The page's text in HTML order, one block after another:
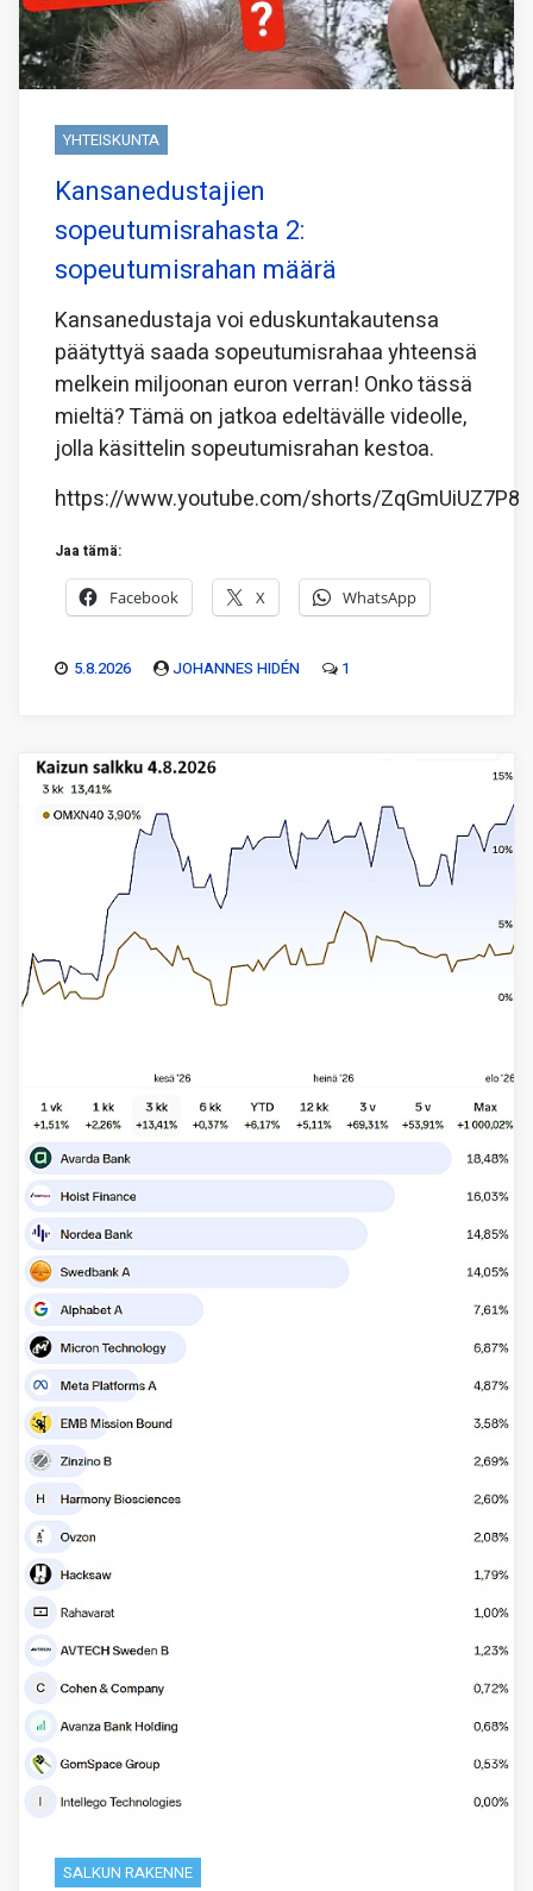
YHTEISKUNTA
Kansanedustajien
sopeutumisrahasta 2:
sopeutumisrahan määrä
Kansanedustaja voi eduskuntakautensa
päätyttyä saada sopeutumisrahaa yhteensä
melkein miljoonan euron verran! Onko tässä
mieltä? Tämä on jatkoa edeltävälle videolle,
jolla käsittelin sopeutumisrahan kestoa.
https://www.youtube.com/shorts/ZqGmUiUZ7P8
Jaa tämä:
Facebook X WhatsApp
5.8.2026 JOHANNES HIDÉN 1
SALKUN RAKENNE